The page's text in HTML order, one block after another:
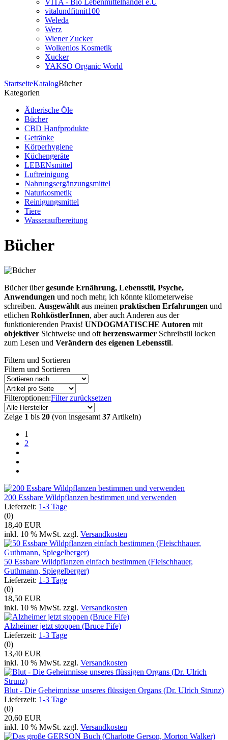
VITA - Bio Lebenmittelhandel e.U
vitalundfitmit100
Weleda
Werz
Wiener Zucker
Wolkenlos Kosmetik
Xucker
YAKSO Organic World
StartseiteKatalogBücher
Kategorien
Ätherische Öle
Bücher
CBD Hanfprodukte
Getränke
Körperhygiene
Küchengeräte
LEBENsmittel
Luftreinigung
Nahrungsergänzungsmittel
Naturkosmetik
Reinigungsmittel
Tiere
Wasseraufbereitung
Bücher
Bücher übergesunde Ernährung, Lebensstil, Psyche,
Anwendungen und noch mehr, ich könnte kilometerweise
schreiben. Ausgewählt aus meinen praktischen Erfahrungen und
etlichen RohköstlerInnen, aber auch Anderen aus der
funktionierenden Praxis! UNDOGMATISCHE Autoren mit
objektiver Sichtweise und oft herzenswarmer Schreibstil locken
zum Lesen und Verändern des eigenen Lebensstil.
Filtern und Sortieren
Filtern und Sortieren
Filteroptionen:Filter zurücksetzen
Zeige 1 bis 20 (von insgesamt 37 Artikeln)
1
2
200 Essbare Wildpflanzen bestimmen und verwenden
Lieferzeit: 1-3 Tage
(0)
18,40 EUR
inkl. 10 % MwSt. zzgl. Versandkosten
50 Essbare Wildpflanzen einfach bestimmen (Fleischhauer,
Guthmann, Spiegelberger)
Lieferzeit: 1-3 Tage
(0)
18,50 EUR
inkl. 10 % MwSt. zzgl. Versandkosten
Alzheimer jetzt stoppen (Bruce Fife)
Lieferzeit: 1-3 Tage
(0)
13,40 EUR
inkl. 10 % MwSt. zzgl. Versandkosten
Blut - Die Geheimnisse unseres flüssigen Organs (Dr. Ulrich Strunz)
Lieferzeit: 1-3 Tage
(0)
20,60 EUR
inkl. 10 % MwSt. zzgl. Versandkosten